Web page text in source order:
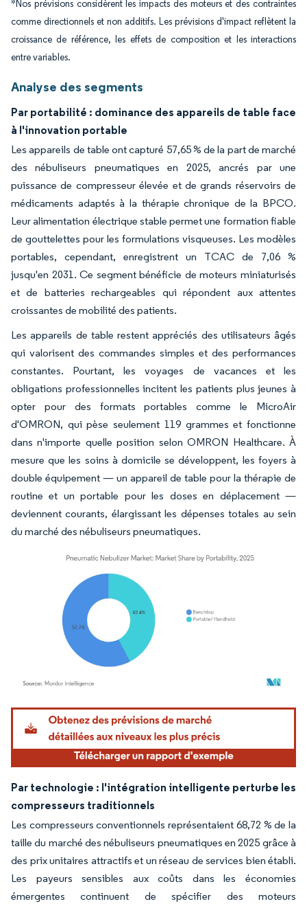
*Nos prévisions considèrent les impacts des moteurs et des contraintes
comme directionnels et non additifs. Les prévisions d'impact reflètent la
croissance de référence, les effets de composition et les interactions
entre variables.
Analyse des segments
Par portabilité : dominance des appareils de table face
à l'innovation portable
Les appareils de table ont capturé 57,65 % de la part de marché
des nébuliseurs pneumatiques en 2025, ancrés par une
puissance de compresseur élevée et de grands réservoirs de
médicaments adaptés à la thérapie chronique de la BPCO.
Leur alimentation électrique stable permet une formation fiable
de gouttelettes pour les formulations visqueuses. Les modèles
portables, cependant, enregistrent un TCAC de 7,06 %
jusqu'en 2031. Ce segment bénéficie de moteurs miniaturisés
et de batteries rechargeables qui répondent aux attentes
croissantes de mobilité des patients.
Les appareils de table restent appréciés des utilisateurs âgés
qui valorisent des commandes simples et des performances
constantes. Pourtant, les voyages de vacances et les
obligations professionnelles incitent les patients plus jeunes à
opter pour des formats portables comme le MicroAir
d'OMRON, qui pèse seulement 119 grammes et fonctionne
dans n'importe quelle position selon OMRON Healthcare. À
mesure que les soins à domicile se développent, les foyers à
double équipement — un appareil de table pour la thérapie de
routine et un portable pour les doses en déplacement —
deviennent courants, élargissant les dépenses totales au sein
du marché des nébuliseurs pneumatiques.
Image © Mordor Intelligence. La réutilisation nécessite une attribution sous CC BY
Par technologie : l'intégration intelligente perturbe les
compresseurs traditionnels
Les compresseurs conventionnels représentaient 68,72 % de la
taille du marché des nébuliseurs pneumatiques en 2025 grâce à
des prix unitaires attractifs et un réseau de services bien établi.
Les payeurs sensibles aux coûts dans les économies
émergentes continuent de spécifier des moteurs